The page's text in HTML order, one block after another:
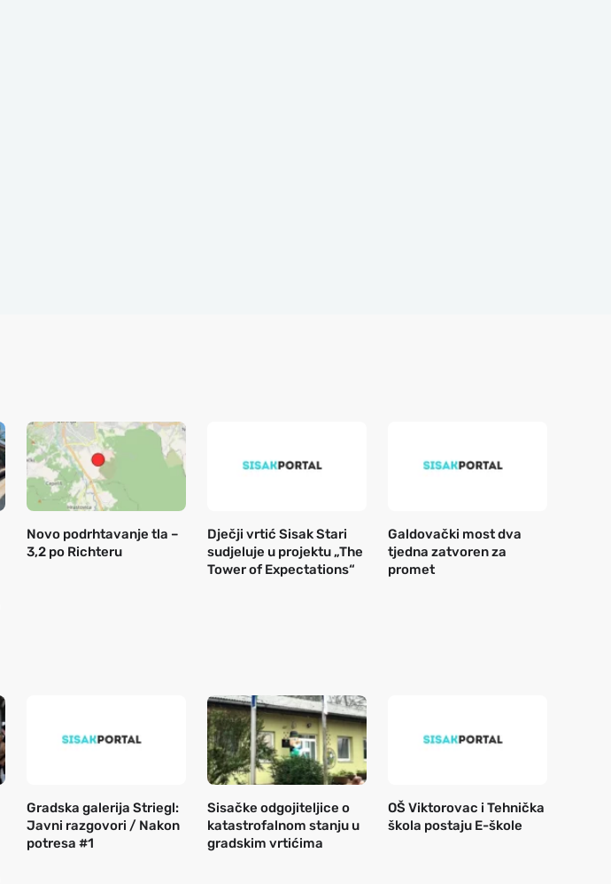
Novo podrhtavanje tla –
3,2 po Richteru
Dječji vrtić Sisak Stari
sudjeluje u projektu „The
Tower of Expectations“
Galdovački most dva
tjedna zatvoren za
promet
Gradska galerija Striegl:
Javni razgovori / Nakon
potresa #1
Sisačke odgojiteljice o
katastrofalnom stanju u
gradskim vrtićima
OŠ Viktorovac i Tehnička
škola postaju E-škole